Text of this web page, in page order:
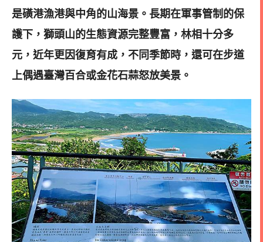
是磺港漁港與中角的山海景。長期在軍事管制的保
護下，獅頭山的生態資源完整豐富，林相十分多
元，近年更因復育有成，不同季節時，還可在步道
上偶遇臺灣百合或金花石蒜怒放美景。